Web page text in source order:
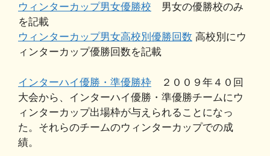
ウィンターカップ男女優勝校 男女の優勝校のみ
を記載
ウィンターカップ男女高校別優勝回数 高校別にウ
ィンターカップ優勝回数を記載
インターハイ優勝・準優勝枠 ２００９年４０回
大会から、インターハイ優勝・準優勝チームにウ
ィンターカップ出場枠が与えられることになっ
た。それらのチームのウィンターカップでの成
績。